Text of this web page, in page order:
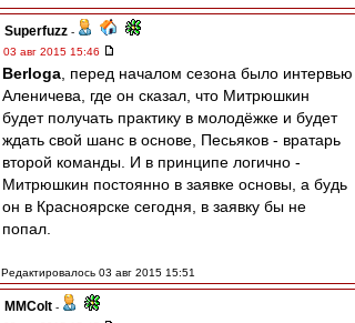
Superfuzz -
03 авг 2015 15:46
Berloga , перед началом сезона было интервью
Аленичева, где он сказал, что Митрюшкин
будет получать практику в молодёжке и будет
ждать свой шанс в основе, Песьяков - вратарь
второй команды. И в принципе логично -
Митрюшкин постоянно в заявке основы, а будь
он в Красноярске сегодня, в заявку бы не
попал.
Редактировалось 03 авг 2015 15:51
MMColt -